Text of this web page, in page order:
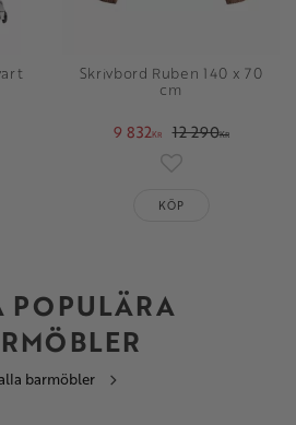
Skrivbord Ruben 140 x 70
cm
9 832KR 12 290KR
Lägg till i
KÖP
POPULÄRA
barmöbler